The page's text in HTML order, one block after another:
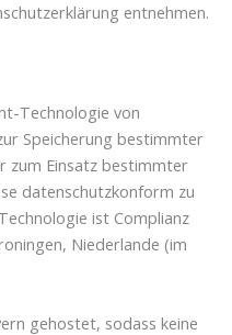
entnehmen.
Technologie von
Speicherung bestimmter
zum Einsatz bestimmter
datenschutzkonform zu
ist Complianz
Niederlande (im
gehostet, sodass keine